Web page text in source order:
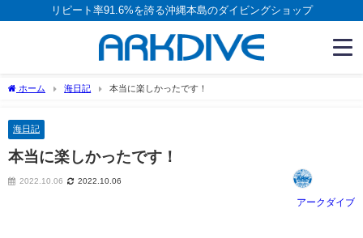
リピート率91.6%を誇る沖縄本島のダイビングショップ
ホーム 海日記 本当に楽しかったです！
海日記
本当に楽しかったです！
2022.10.06 2022.10.06
アークダイブ